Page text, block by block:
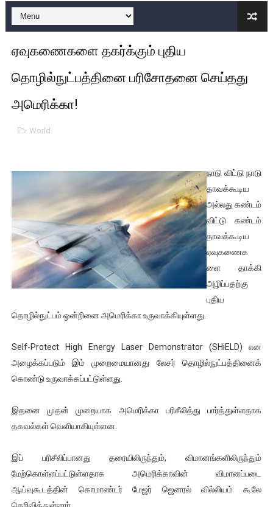
ஏர்போர்ட்டில் உதைத்த நபர் யார், என்ன நடந்தது?: உண்மையை
சீனா இலங்கையிடம் 8 மில்லியன் அமெரிக்க டொலர் நட்டஈடு
01/11/2021 Scotland ல் நடைபெறும் கண்டனப்
பாலச்சந்திரன் மற்றும் தன்னிடம் படித்த மாணவர்கள் தொடர்பில்
கைது செய்யப்பட்ட இளைஞன் உயிரிழப்பு - கொதித்தெழுந்த
தடுப்பூசியை பெற்றுக் கொள்ளக் கூடிய இடங்கள்...
சிறுமியை பாலியல் வன்கொடுமை செய்த முதியவருக்கு
பிரபல நடிகை தூக்கிட்டு தற்கொலை!
வடிவேலுவுக்கு நீதிமன்றம் விதித்துள்ள அதிரடி உத்தரவு!
தியாகதீபம் லெப்.கேணல் திலீபன், கேணல் சங்கர் ஆகியோரின்
இளையராஜா – கமல் அவசர சந்திப்பு (படங்கள், விடியோ)
32 CM விநோத கன்றுக்குட்டி! (வீடியோ)
ஏவுகணைகளை தகர்க்கும் புதிய
தொழில்நுட்பத்தினை பரிசோதனை செய்தது
அமெரிக்கா!
World
நாடு விட்டு நாடு
தாவக்கூடிய
அல்லது கண்டம்
விட்டு கண்டம்
தாவக்கூடிய
ஏவுகணைக
ளை தாக்கி
அழிப்பதற்கு
புதிய
தொழில்நுட்பம் ஒன்றினை அமெரிக்கா உருவாக்கியுள்ளது.
Self-Protect High Energy Laser Demonstrator (SHiELD) என
அழைக்கப்படும் இம் முறைமையானது லேசர் தொழில்நுட்பத்தினைக்
கொண்டு உருவாக்கப்பட்டுள்ளது.
இதனை முதன் முறையாக அமெரிக்கா பரிசீலித்து பார்த்துள்ளதாக
தகவல்கள் வெளியாகியுள்ளன.
இப் பரிசீலிப்பானது தரையிலிருந்தும், விமானங்களிலிருந்தும்
மேற்கொள்ளப்பட்டுள்ளதாக அமெரிக்காவின் விமானப்படை
ஆய்வுகூடத்தின் கொமாண்டர் மேஜர் ஜெனரல் வில்லியம் கூலே
தெரிவித்துள்ளார்.